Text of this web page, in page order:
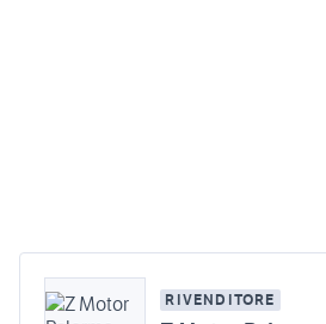
RIVENDITORE